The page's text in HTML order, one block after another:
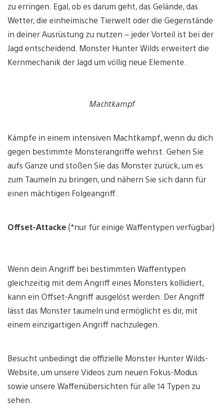
zu erringen. Egal, ob es darum geht, das Gelände, das
Wetter, die einheimische Tierwelt oder die Gegenstände
in deiner Ausrüstung zu nutzen – jeder Vorteil ist bei der
Jagd entscheidend. Monster Hunter Wilds erweitert die
Kernmechanik der Jagd um völlig neue Elemente.
Machtkampf
Kämpfe in einem intensiven Machtkampf, wenn du dich
gegen bestimmte Monsterangriffe wehrst. Gehen Sie
aufs Ganze und stoßen Sie das Monster zurück, um es
zum Taumeln zu bringen, und nähern Sie sich dann für
einen mächtigen Folgeangriff.
Offset-Attacke(*nur für einige Waffentypen verfügbar)
Wenn dein Angriff bei bestimmten Waffentypen
gleichzeitig mit dem Angriff eines Monsters kollidiert,
kann ein Offset-Angriff ausgelöst werden. Der Angriff
lässt das Monster taumeln und ermöglicht es dir, mit
einem einzigartigen Angriff nachzulegen.
Besucht unbedingt die offizielle Monster Hunter Wilds-
Website, um unsere Videos zum neuen Fokus-Modus
sowie unsere Waffenübersichten für alle 14 Typen zu
sehen.